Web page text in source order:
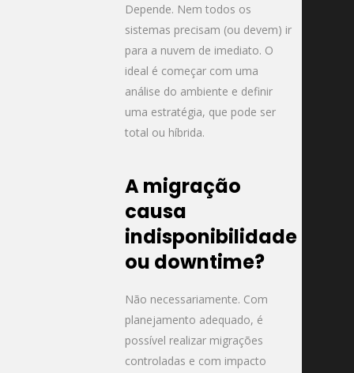
Depende. Nem todos os
sistemas precisam (ou devem) ir
para a nuvem de imediato. O
ideal é começar com uma
análise do ambiente e definir
uma estratégia, que pode ser
total ou híbrida.
A migração
causa
indisponibilidade
ou downtime?
Não necessariamente. Com
planejamento adequado, é
possível realizar migrações
controladas e com impacto